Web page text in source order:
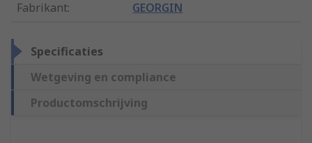
Fabrikant: GEORGIN
Specificaties
Wetgeving en compliance
Productomschrijving